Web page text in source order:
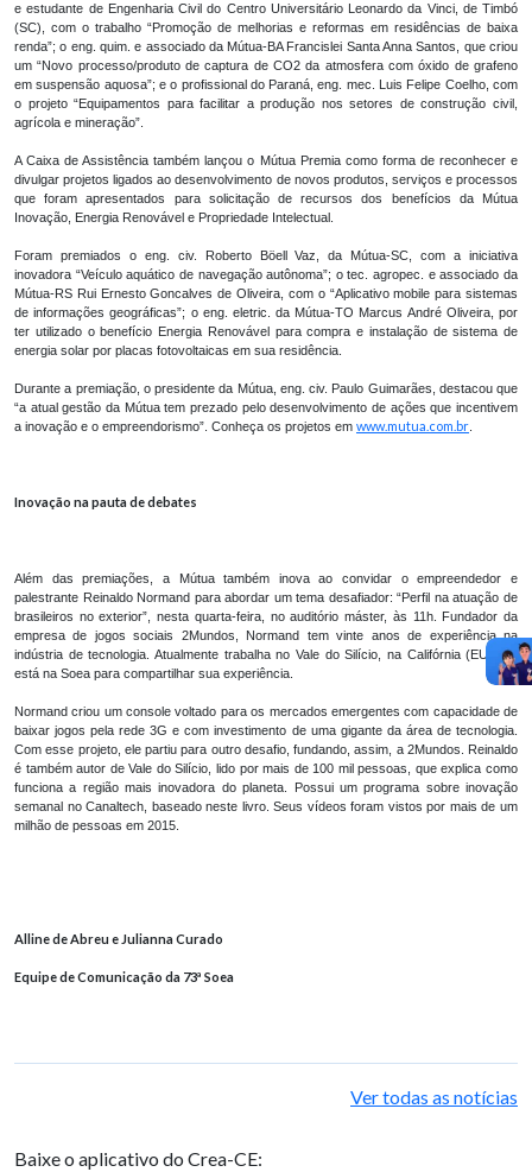
e estudante de Engenharia Civil do Centro Universitário Leonardo da Vinci, de Timbó
(SC), com o trabalho “Promoção de melhorias e reformas em residências de baixa
renda”; o eng. quim. e associado da Mútua-BA Francislei Santa Anna Santos, que criou
um “Novo processo/produto de captura de CO2 da atmosfera com óxido de grafeno
em suspensão aquosa”; e o profissional do Paraná, eng. mec. Luis Felipe Coelho, com
o projeto “Equipamentos para facilitar a produção nos setores de construção civil,
agrícola e mineração”.
A Caixa de Assistência também lançou o Mútua Premia como forma de reconhecer e
divulgar projetos ligados ao desenvolvimento de novos produtos, serviços e processos
que foram apresentados para solicitação de recursos dos benefícios da Mútua
Inovação, Energia Renovável e Propriedade Intelectual.
Foram premiados o eng. civ. Roberto Böell Vaz, da Mútua-SC, com a iniciativa
inovadora “Veículo aquático de navegação autônoma”; o tec. agropec. e associado da
Mútua-RS Rui Ernesto Goncalves de Oliveira, com o “Aplicativo mobile para sistemas
de informações geográficas”; o eng. eletric. da Mútua-TO Marcus André Oliveira, por
ter utilizado o benefício Energia Renovável para compra e instalação de sistema de
energia solar por placas fotovoltaicas em sua residência.
Durante a premiação, o presidente da Mútua, eng. civ. Paulo Guimarães, destacou que
“a atual gestão da Mútua tem prezado pelo desenvolvimento de ações que incentivem
a inovação e o empreendorismo”. Conheça os projetos em www.mutua.com.br.
Inovação na pauta de debates
Além das premiações, a Mútua também inova ao convidar o empreendedor e
palestrante Reinaldo Normand para abordar um tema desafiador: “Perfil na atuação de
brasileiros no exterior”, nesta quarta-feira, no auditório máster, às 11h. Fundador da
empresa de jogos sociais 2Mundos, Normand tem vinte anos de experiência na
indústria de tecnologia. Atualmente trabalha no Vale do Silício, na Califórnia (EUA), e
está na Soea para compartilhar sua experiência.
Normand criou um console voltado para os mercados emergentes com capacidade de
baixar jogos pela rede 3G e com investimento de uma gigante da área de tecnologia.
Com esse projeto, ele partiu para outro desafio, fundando, assim, a 2Mundos. Reinaldo
é também autor de Vale do Silício, lido por mais de 100 mil pessoas, que explica como
funciona a região mais inovadora do planeta. Possui um programa sobre inovação
semanal no Canaltech, baseado neste livro. Seus vídeos foram vistos por mais de um
milhão de pessoas em 2015.
Alline de Abreu e Julianna Curado
Equipe de Comunicação da 73ª Soea
Ver todas as notícias
Baixe o aplicativo do Crea-CE: